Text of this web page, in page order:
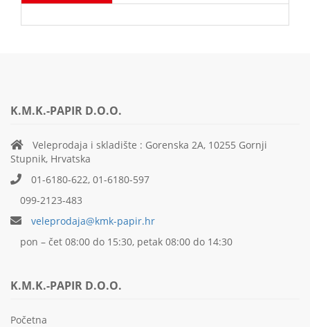
K.M.K.-PAPIR D.O.O.
Veleprodaja i skladište : Gorenska 2A, 10255 Gornji
Stupnik, Hrvatska
01-6180-622, 01-6180-597
099-2123-483
veleprodaja@kmk-papir.hr
pon – čet 08:00 do 15:30, petak 08:00 do 14:30
K.M.K.-PAPIR D.O.O.
Početna